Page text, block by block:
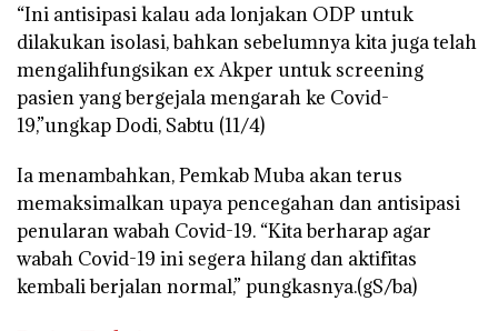
“Ini antisipasi kalau ada lonjakan ODP untuk
dilakukan isolasi, bahkan sebelumnya kita juga telah
mengalihfungsikan ex Akper untuk screening
pasien yang bergejala mengarah ke Covid-
19,”ungkap Dodi, Sabtu (11/4)
Ia menambahkan, Pemkab Muba akan terus
memaksimalkan upaya pencegahan dan antisipasi
penularan wabah Covid-19. “Kita berharap agar
wabah Covid-19 ini segera hilang dan aktifitas
kembali berjalan normal,” pungkasnya.(gS/ba)